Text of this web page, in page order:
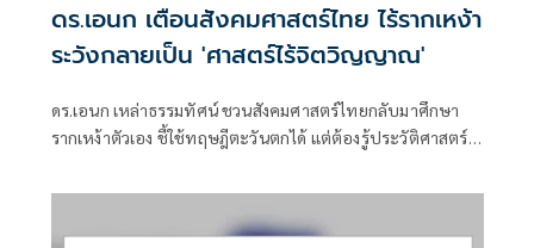
ดร.เอนก เตือนสังคมศาสตร์ไทย ไร้รากเหง้า
ระวังกลายเป็น 'ศาสตร์ไร้จิตวิญญาณ'
ดร.เอนก เหล่าธรรมทัศน์ ชวนสังคมศาสตร์ไทยกลับมาศึกษา
รากเหง้าตัวเอง ชี้ใช้ทฤษฎีตะวันตกได้ แต่ต้องรู้ประวัติศาสตร์-